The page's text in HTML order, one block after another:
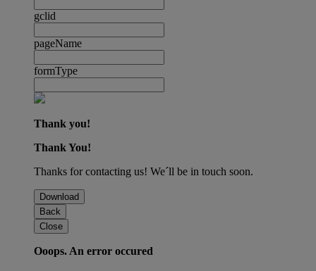
gclid
pageName
formType
Thank you!
Thank You!
Thanks for contacting us! We´ll be in touch soon.
Download
Back
Close
Ooops. An error occured